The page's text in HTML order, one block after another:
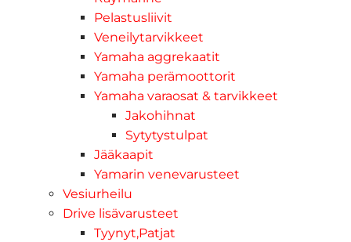
Pelastusliivit
Veneilytarvikkeet
Yamaha aggrekaatit
Yamaha perämoottorit
Yamaha varaosat & tarvikkeet
Jakohihnat
Sytytystulpat
Jääkaapit
Yamarin venevarusteet
Vesiurheilu
Drive lisävarusteet
Tyynyt,Patjat